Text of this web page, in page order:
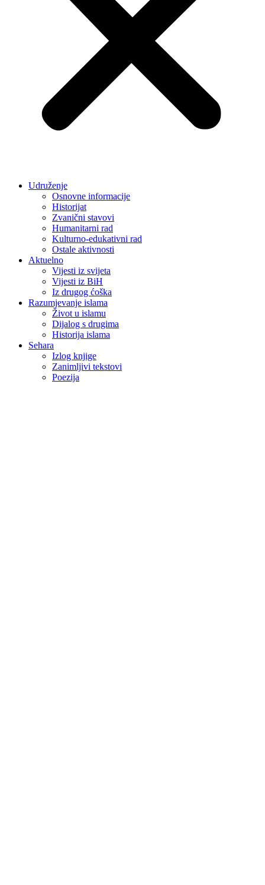
Udruženje
Osnovne informacije
Historijat
Zvanični stavovi
Humanitarni rad
Kulturno-edukativni rad
Ostale aktivnosti
Aktuelno
Vijesti iz svijeta
Vijesti iz BiH
Iz drugog ćoška
Razumjevanje islama
Život u islamu
Dijalog s drugima
Historija islama
Sehara
Izlog knjige
Zanimljivi tekstovi
Poezija